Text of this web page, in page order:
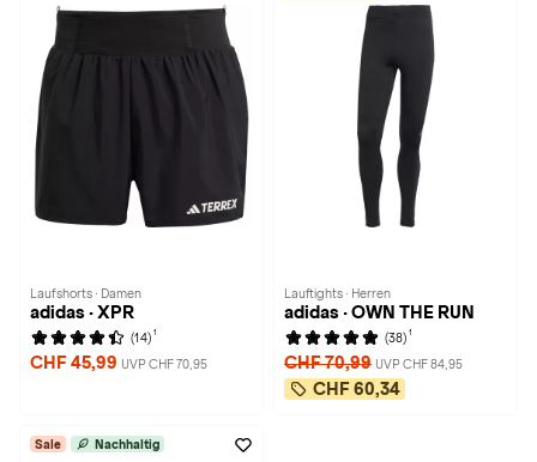
Laufshorts · Damen
adidas · XPR
(14) 1
CHF 45,99 UVP CHF 70,95
Lauftights · Herren
adidas · OWN THE RUN
(38) 1
CHF 70,99 UVP CHF 84,95
CHF 60,34
Sale Nachhaltig